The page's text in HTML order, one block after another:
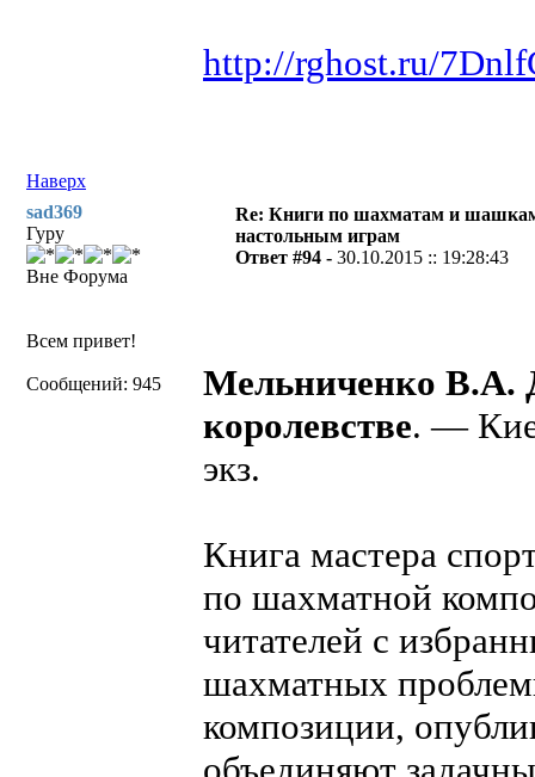
http://rghost.ru/
Наверх
sad369
Гуру
Вне Форума
Всем привет!
Сообщений: 945
Re: Книги по шахматам и
настольным играм
Ответ #94 -30.10.2015 :: 19:28:43
Мельниченко В.А.
королевстве. —
экз.
Книга мастера
по шахматной
читателей с
шахматных
композиции,